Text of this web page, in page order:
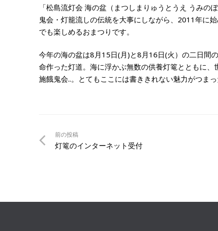
「松島流灯会 海の盆（まつしまりゅうとうえ うみ
鬼会・灯籠流しの伝統を大事にしながら、2011年に
でも楽しめるおまつりです。
今年の海の盆は8月15日(月)と8月16日(火）の二日間
命作った灯道。海に浮かぶ無数の供養灯篭とともに
施餓鬼会..。とてもここには書ききれない魅力がつま
前の投稿
灯篭のインターネット受付